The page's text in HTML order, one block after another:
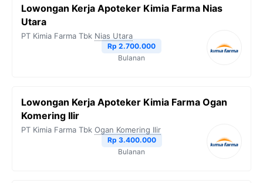
Lowongan Kerja Apoteker Kimia Farma Nias
Utara
PT Kimia Farma Tbk Nias Utara
Rp 2.700.000
Bulanan
Lowongan Kerja Apoteker Kimia Farma Ogan
Komering Ilir
PT Kimia Farma Tbk Ogan Komering Ilir
Rp 3.400.000
Bulanan